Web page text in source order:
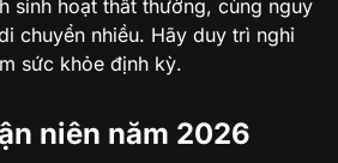
sinh hoạt thất thường, cùng nguy
chuyển nhiều. Hãy duy trì nghỉ
sức khỏe định kỳ.
niên năm 2026